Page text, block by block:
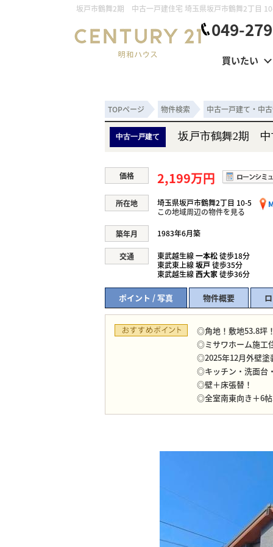
049-
買いたい
TOPページ 物件検索 中古一戸建て・中
中古一戸建て 坂戸市鶴舞2期 中
価格 2,199万円
所在地 埼玉県坂戸市鶴舞2丁目 10-5
この地域周辺の物件を見る
築年月 1983年6月築
交通 東武越生線一本松徒歩18分
東武東上線坂戸徒歩35分
東武越生線西大家徒歩36分
ポイント / 写真 物件概要
◎角地！敷地53.8坪
◎ミサワホーム施工
◎2025年12月外壁塗
◎キッチン・洗面台
◎壁＋床張替！
◎全室南東向き＋6